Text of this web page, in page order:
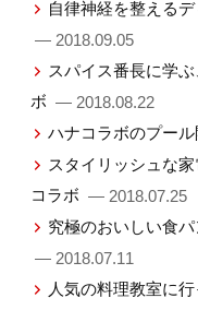
自律神経を整える
— 2018.09.05
スパイス番長に学
ボ — 2018.08.22
ハナコラボのプー
スタイリッシュな
コラボ — 2018.07.25
究極のおいしい食
— 2018.07.11
人気の料理教室に